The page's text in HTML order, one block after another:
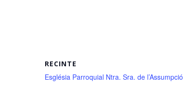
RECINTE
Església Parroquial Ntra. Sra. de l’Assumpció